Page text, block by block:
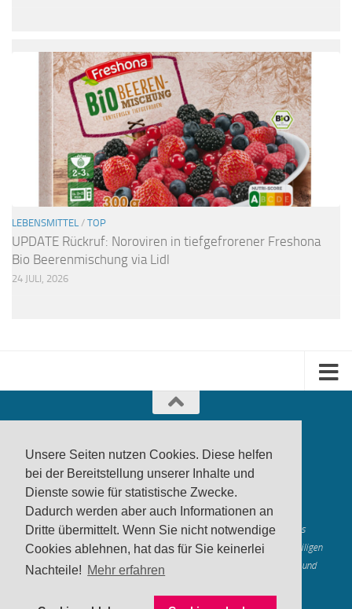
Unsere Seiten nutzen Cookies. Diese helfen
bei der Bereitstellung unserer Inhalte und
Dienste sowie für statistische Zwecke.
Dadurch werden aber auch Informationen an
Dritte übermittelt. Wenn Sie nicht notwendige
Cookies ablehnen, hat das für Sie keinerlei
Nachteile! Mehr erfahren
LEBENSMITTEL / TOP
UPDATE Rückruf: Noroviren in tiefgefrorener Freshona
Bio Beerenmischung via Lidl
24 JULI, 2026
produktwarnung.eu - 2007-2026
Made in Gerstetten |Medienzentrum Gerstetten
Alle genannten Marken, Warenzeichen und Logos innerhalb dieses
Medienangebotes sind durch die Marken- und Urheberechte der jeweiligen
Rechteinhaber geschützt, und dienen lediglich der Berichterstattung und